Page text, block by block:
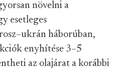
növelni a
esetleges
háborúban,
enyhítése 3–5
az olajárat a korábbi